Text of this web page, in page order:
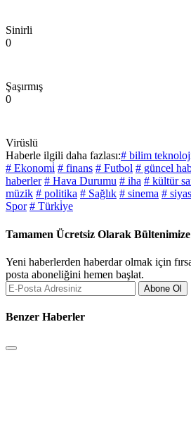
Sinirli
0
Şaşırmış
0
Virüslü
Haberle ilgili daha fazlası:# bilim
# Ekonomi̇ # finans # Futbol # güncel
haberler # Hava Durumu # iha # kültür
müzik # politika # Sağlık # sinema #
Spor # Türki̇ye
Tamamen Ücretsiz Olarak
Yeni haberlerden haberdar olmak için
posta aboneliğini hemen başlat.
Abone Ol
Benzer Haberler